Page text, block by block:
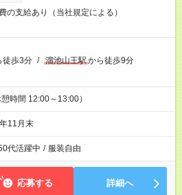
の支給あり（当社規定による）
徒歩3分 / 溜池山王駅から徒歩9分
時間 12:00～13:00）
11月末
代活躍中 / 服装自由
応募する 詳細へ